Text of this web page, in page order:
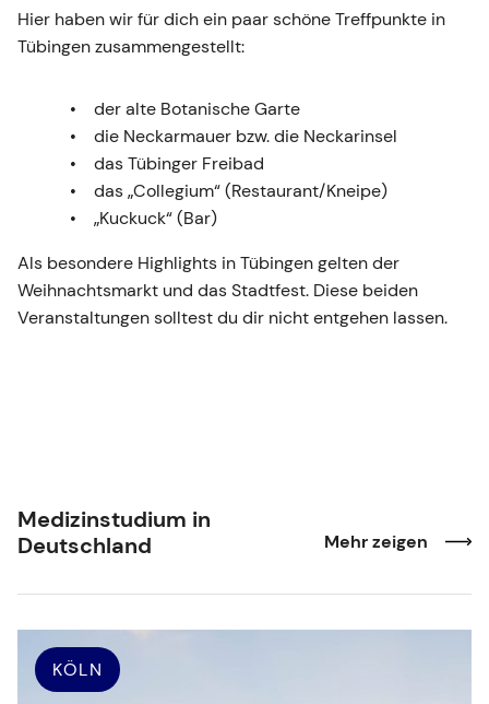
Hier haben wir für dich ein paar schöne Treffpunkte in
Tübingen zusammengestellt:
der alte Botanische Garte
die Neckarmauer bzw. die Neckarinsel
das Tübinger Freibad
das „Collegium“ (Restaurant/Kneipe)
„Kuckuck“ (Bar)
Als besondere Highlights in Tübingen gelten der
Weihnachtsmarkt und das Stadtfest. Diese beiden
Veranstaltungen solltest du dir nicht entgehen lassen.
Medizinstudium in
Deutschland
Mehr zeigen
KÖLN